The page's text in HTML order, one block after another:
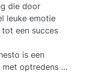
die door
leuke emotie
een succes
is een
optredens in